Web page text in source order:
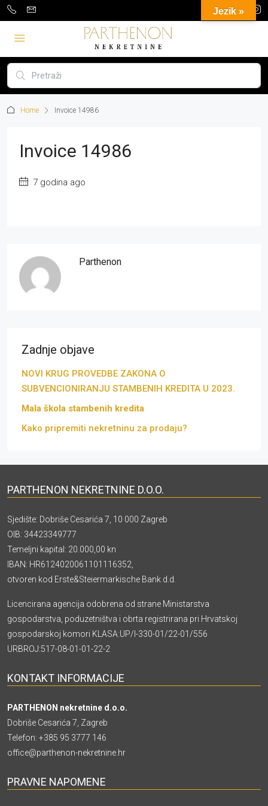
Home Invoice 14986
Invoice 14986
7 godina ago
Parthenon
Zadnje objave
NOVI KRUG PROVEDBE ZAKONA O
SUBVENCIONIRANJU STAMBENIH KREDITA U 2023.
Mala škola stambenih kredita
Kako pripremiti nekretninu za prodaju?
PARTHENON NEKRETNINE D.O.O.
Sjedište: Dobriše Cesarića 7, 10 000 Zagreb
OIB: 34423349777
Temeljni kapital: 20.000,00 kn
IBAN: HR6124020061101116352,
otvoren kod Erste&Steiermarkische Bank d.d.
Licencirana agencija odobrena od strane Ministarstva
gospodarstva, poduzetništva i obrta registrirana pri Hrvatskoj
gospodarskoj komori KLASA:UP/I-330-01/22-01/556
URBROJ:517-08-01-01-22-2
KONTAKT INFORMACIJE
PARTHENON nekretnine d.o.o.
Dobriše Cesarića 7, Zagreb
Telefon: +385 95 3777 146
office@parthenon-nekretnine.hr
PRAVNE NAPOMENE
Jezik »